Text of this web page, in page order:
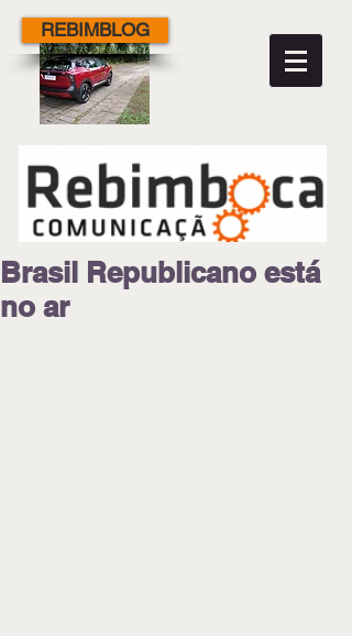
REBIMBLOG
Brasil Republicano está
no ar